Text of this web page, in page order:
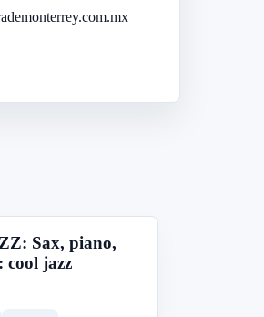
Sax, piano,
cool jazz